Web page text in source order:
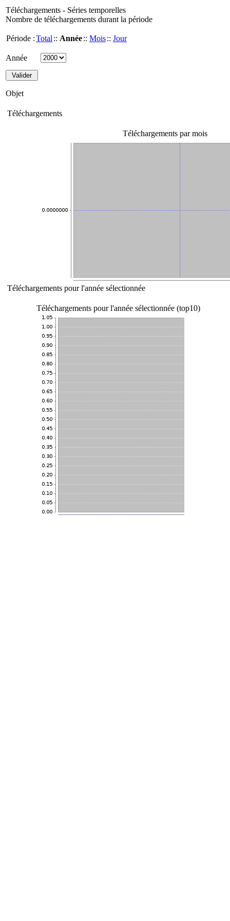
Téléchargements - Séries temporelles
Nombre de téléchargements durant la période
Période :Total :: Année:: Mois:: Jour
Année
Objet
Téléchargements
Téléchargements par mois
Téléchargements pour l'année sélectionnée
Téléchargements pour l'année sélectionnée (top10)